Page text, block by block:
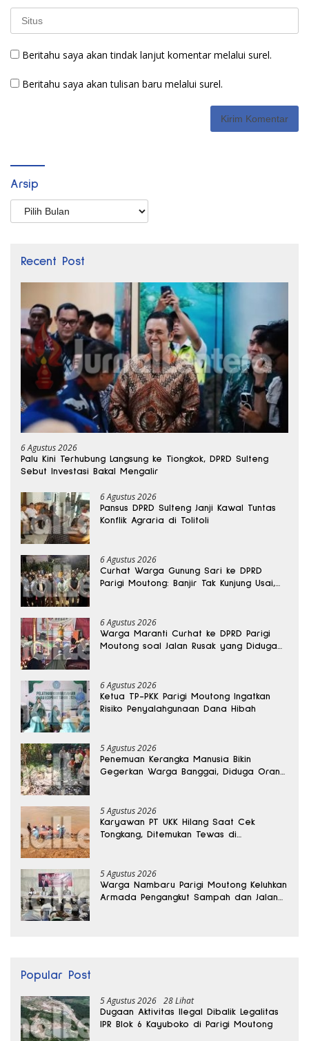
Beritahu saya akan tindak lanjut komentar melalui surel.
Beritahu saya akan tulisan baru melalui surel.
Arsip
Arsip
Recent Post
6 Agustus 2026
Palu Kini Terhubung Langsung ke Tiongkok, DPRD Sulteng
Sebut Investasi Bakal Mengalir
6 Agustus 2026
Pansus DPRD Sulteng Janji Kawal Tuntas
Konflik Agraria di Tolitoli
6 Agustus 2026
Curhat Warga Gunung Sari ke DPRD
Parigi Moutong: Banjir Tak Kunjung Usai,
6 Agustus 2026
Warga Maranti Curhat ke DPRD Parigi
Moutong soal Jalan Rusak yang Diduga
6 Agustus 2026
Ketua TP-PKK Parigi Moutong Ingatkan
Risiko Penyalahgunaan Dana Hibah
5 Agustus 2026
Penemuan Kerangka Manusia Bikin
Gegerkan Warga Banggai, Diduga Orang
5 Agustus 2026
Karyawan PT UKK Hilang Saat Cek
Tongkang, Ditemukan Tewas di
5 Agustus 2026
Warga Nambaru Parigi Moutong Keluhkan
Armada Pengangkut Sampah dan Jalan
Popular Post
5 Agustus 2026 28 Lihat
Dugaan Aktivitas Ilegal Dibalik Legalitas
IPR Blok 6 Kayuboko di Parigi Moutong